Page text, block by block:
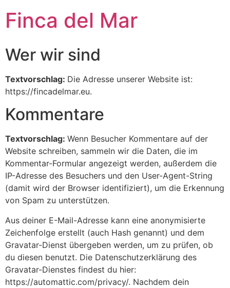
Finca del Mar
Wer wir sind
Textvorschlag: Die Adresse unserer Website ist:
https://fincadelmar.eu.
Kommentare
Textvorschlag: Wenn Besucher Kommentare auf der
Website schreiben, sammeln wir die Daten, die im
Kommentar-Formular angezeigt werden, außerdem die
IP-Adresse des Besuchers und den User-Agent-String
(damit wird der Browser identifiziert), um die Erkennung
von Spam zu unterstützen.
Aus deiner E-Mail-Adresse kann eine anonymisierte
Zeichenfolge erstellt (auch Hash genannt) und dem
Gravatar-Dienst übergeben werden, um zu prüfen, ob
du diesen benutzt. Die Datenschutzerklärung des
Gravatar-Dienstes findest du hier:
https://automattic.com/privacy/. Nachdem dein